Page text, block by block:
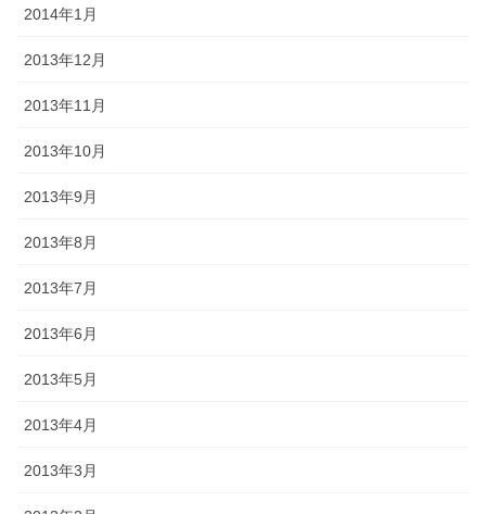
2014年1月
2013年12月
2013年11月
2013年10月
2013年9月
2013年8月
2013年7月
2013年6月
2013年5月
2013年4月
2013年3月